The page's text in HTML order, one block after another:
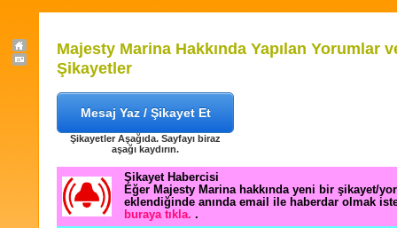
Majesty Marina Hakkında Yapılan Yorumlar
Şikayetler
Mesaj Yaz / Şikayet Et
Şikayetler Aşağıda. Sayfayı biraz
aşağı kaydırın.
Şikayet Habercisi
Eğer Majesty Marina hakkında yeni bir şikayet/
eklendiğinde anında email ile haberdar olmak
buraya tıkla. .